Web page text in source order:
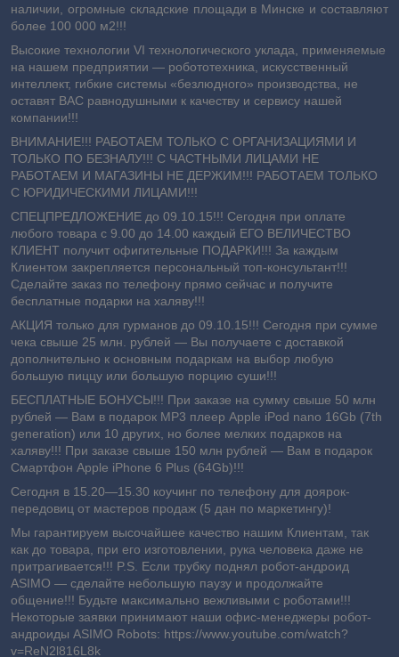
наличии, огромные складские площади в Минске и составляют
более 100 000 м2!!!
Высокие технологии VI технологического уклада, применяемые
на нашем предприятии ― робототехника, искусственный
интеллект, гибкие системы «безлюдного» производства, не
оставят ВАС равнодушными к качеству и сервису нашей
компании!!!
ВНИМАНИЕ!!! РАБОТАЕМ ТОЛЬКО С ОРГАНИЗАЦИЯМИ И
ТОЛЬКО ПО БЕЗНАЛУ!!! С ЧАСТНЫМИ ЛИЦАМИ НЕ
РАБОТАЕМ И МАГАЗИНЫ НЕ ДЕРЖИМ!!! РАБОТАЕМ ТОЛЬКО
С ЮРИДИЧЕСКИМИ ЛИЦАМИ!!!
СПЕЦПРЕДЛОЖЕНИЕ до 09.10.15!!! Сегодня при оплате
любого товара с 9.00 до 14.00 каждый ЕГО ВЕЛИЧЕСТВО
КЛИЕНТ получит офигительные ПОДАРКИ!!! За каждым
Клиентом закрепляется персональный топ-консультант!!!
Сделайте заказ по телефону прямо сейчас и получите
бесплатные подарки на халяву!!!
АКЦИЯ только для гурманов до 09.10.15!!! Сегодня при сумме
чека свыше 25 млн. рублей ― Вы получаете с доставкой
дополнительно к основным подаркам на выбор любую
большую пиццу или большую порцию суши!!!
БЕСПЛАТНЫЕ БОНУСЫ!!! При заказе на сумму свыше 50 млн
рублей ― Вам в подарок MP3 плеер Apple iPod nano 16Gb (7th
generation) или 10 других, но более мелких подарков на
халяву!!! При заказе свыше 150 млн рублей ― Вам в подарок
Смартфон Apple iPhone 6 Plus (64Gb)!!!
Сегодня в 15.20―15.30 коучинг по телефону для доярок-
передовиц от мастеров продаж (5 дан по маркетингу)!
Мы гарантируем высочайшее качество нашим Клиентам, так
как до товара, при его изготовлении, рука человека даже не
притрагивается!!! P.S. Если трубку поднял робот-андроид
ASIMO ― сделайте небольшую паузу и продолжайте
общение!!! Будьте максимально вежливыми с роботами!!!
Некоторые заявки принимают наши офис-менеджеры робот-
андроиды ASIMO Robots: https://www.youtube.com/watch?
v=ReN2l816L8k